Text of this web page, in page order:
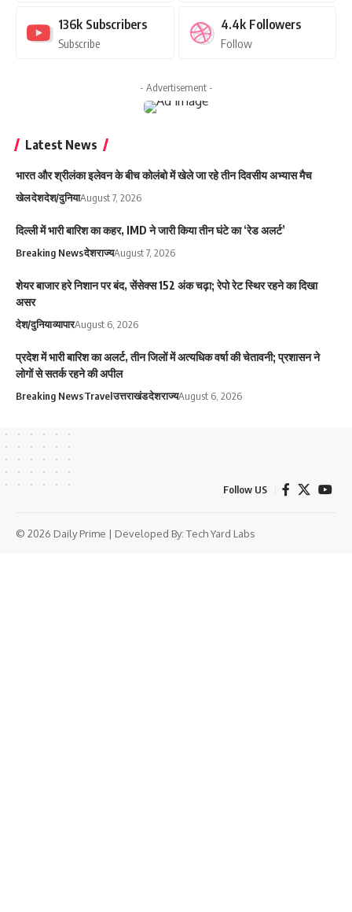
136k Subscribers
Subscribe
4.4k Followers
Follow
- Advertisement -
Latest News
भारत और श्रीलंका इलेवन के बीच कोलंबो में खेले जा रहे तीन दिवसीय अभ्यास मैच
खेलदेशदेश/दुनियाAugust 7, 2026
दिल्ली में भारी बारिश का कहर, IMD ने जारी किया तीन घंटे का ‘रेड अलर्ट’
Breaking Newsदेशराज्यAugust 7, 2026
शेयर बाजार हरे निशान पर बंद, सेंसेक्स 152 अंक चढ़ा; रेपो रेट स्थिर रहने का दिखा
असर
देश/दुनियाव्यापारAugust 6, 2026
प्रदेश में भारी बारिश का अलर्ट, तीन जिलों में अत्यधिक वर्षा की चेतावनी; प्रशासन ने
लोगों से सतर्क रहने की अपील
Breaking NewsTravelउत्तराखंडदेशराज्यAugust 6, 2026
Follow US
© 2026 Daily Prime | Developed By: Tech Yard Labs